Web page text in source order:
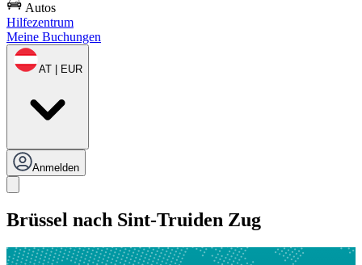
Autos
Hilfezentrum
Meine Buchungen
AT | EUR
Anmelden
Brüssel nach Sint-Truiden Zug